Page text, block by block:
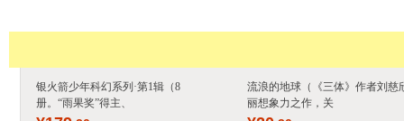
银火箭少年科幻系列·第1辑（8
册。“雨果奖”得主、
流浪的地球（《三体》作者刘慈
丽想象力之作，关